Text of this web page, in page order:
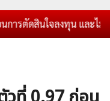
ตัดสินใจลงทุน และไม่รับ
นซี
ฟรีซิกแนล รายวัน